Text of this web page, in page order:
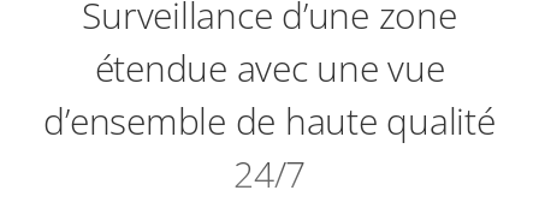
Surveillance d’une zone
étendue avec une vue
d’ensemble de haute qualité
24/7